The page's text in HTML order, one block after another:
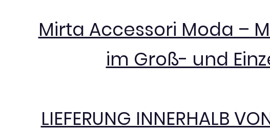
Mirta Accessori Moda –
im Groß- und
LIEFERUNG INNERHALB